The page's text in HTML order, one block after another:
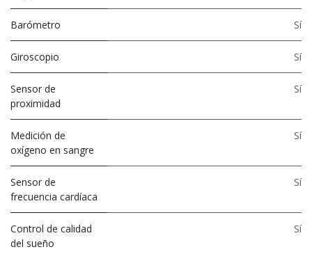
Barómetro Sí
Giroscopio Sí
Sensor de
proximidad
Sí
Medición de
oxígeno en sangre
Sí
Sensor de
frecuencia cardíaca
Sí
Control de calidad
del sueño
Sí